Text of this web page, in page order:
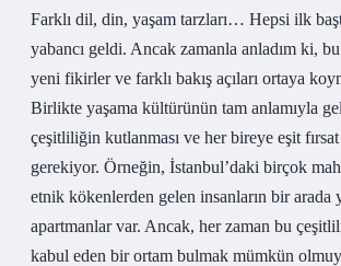
Farklı dil, din, yaşam tarzları… Hepsi ilk
yabancı geldi. Ancak zamanla anladım ki,
yeni fikirler ve farklı bakış açıları ortaya
Birlikte yaşama kültürünün tam anlamıyla
çeşitliliğin kutlanması ve her bireye eşit fırsat
gerekiyor. Örneğin, İstanbul’daki birçok
etnik kökenlerden gelen insanların bir arada
apartmanlar var. Ancak, her zaman bu
kabul eden bir ortam bulmak mümkün